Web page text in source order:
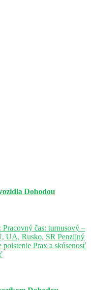
Dohodou
čas: turnusový –
UA, Rusko, SR Penzijný
Prax a skúsenosť